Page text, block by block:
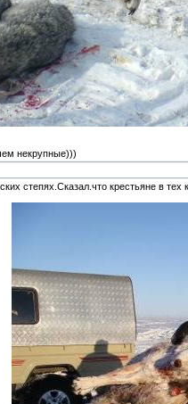
некрупные)))
степях.Сказал.что крестьяне в